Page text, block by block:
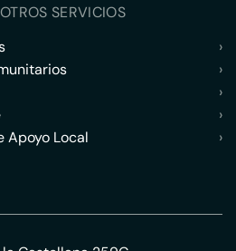
SERVICIOS
›
›
›
›
Apoyo Local
›